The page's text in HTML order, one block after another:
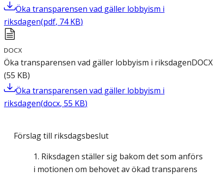
Öka transparensen vad gäller lobbyism i
riksdagen(pdf, 74 KB)
DOCX
Öka transparensen vad gäller lobbyism i riksdagenDOCX
(55 KB)
Öka transparensen vad gäller lobbyism i
riksdagen(docx, 55 KB)
Förslag till riksdagsbeslut
Riksdagen ställer sig bakom det som anförs
i motionen om behovet av ökad transparens